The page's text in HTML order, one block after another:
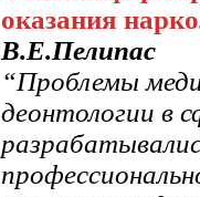
оказания
В.Е.Пелипас
“Проблемы
деонтологии в